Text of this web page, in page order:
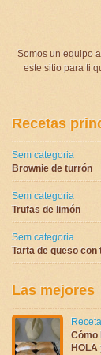
Somos un equipo
este sitio para ti
Recetas
Sem categoria
Brownie de turrón
Sem categoria
Trufas de limón
Sem categoria
Tarta de queso
Las mejores
Cómo
HOLA